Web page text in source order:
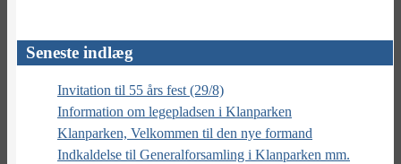
Seneste indlæg
Invitation til 55 års fest (29/8)
Information om legepladsen i Klanparken
Klanparken, Velkommen til den nye formand
Indkaldelse til Generalforsamling i Klanparken mm.